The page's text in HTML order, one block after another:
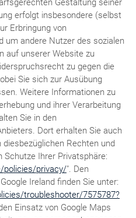
erfolgt insbesondere (selbst
Erbringung von
um andere Nutzer des sozialen
auf unserer Website zu
zu gegen die
Sie sich zur Ausübung
Weitere Informationen zu
und ihrer Verarbeitung
Sie in den
Dort erhalten Sie auch
Rechten und
Ihrer Privatsphäre:
policies/privacy/". Den
Ireland finden Sie unter:
troubleshooter/7575787?
Einsatz von Google Maps